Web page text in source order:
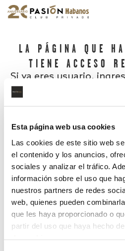
Esta página web usa cookies
Las cookies de este sitio web
el contenido y los anuncios,
sociales y analizar el tráfico.
información sobre el uso que
nuestros partners de redes
web, quienes pueden
que les haya proporcionado o
partir del uso que haya hecho
LA PÁGINA QUE
TIENE ACCESO
Si ya eres usuario,
¿Has olvidado tu contraseña?